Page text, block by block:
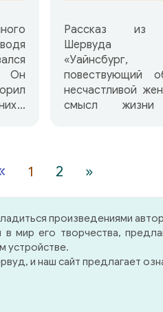
Он
в
Рассказ из
Шервуда
повествующий
несчастливой
смысл жизни
1 2 »
произведениями
мир его творчества,
устройстве.
и наш сайт предлагает